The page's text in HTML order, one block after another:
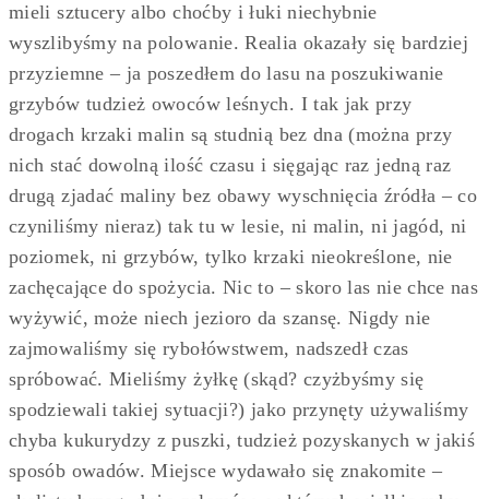
mieli sztucery albo choćby i łuki niechybnie
wyszlibyśmy na polowanie. Realia okazały się bardziej
przyziemne – ja poszedłem do lasu na poszukiwanie
grzybów tudzież owoców leśnych. I tak jak przy
drogach krzaki malin są studnią bez dna (można przy
nich stać dowolną ilość czasu i sięgając raz jedną raz
drugą zjadać maliny bez obawy wyschnięcia źródła – co
czyniliśmy nieraz) tak tu w lesie, ni malin, ni jagód, ni
poziomek, ni grzybów, tylko krzaki nieokreślone, nie
zachęcające do spożycia. Nic to – skoro las nie chce nas
wyżywić, może niech jezioro da szansę. Nigdy nie
zajmowaliśmy się rybołówstwem, nadszedł czas
spróbować. Mieliśmy żyłkę (skąd? czyżbyśmy się
spodziewali takiej sytuacji?) jako przynęty używaliśmy
chyba kukurydzy z puszki, tudzież pozyskanych w jakiś
sposób owadów. Miejsce wydawało się znakomite –